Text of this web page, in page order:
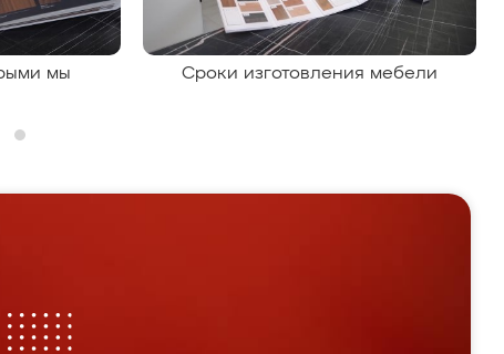
мы
Сроки изготовления мебели